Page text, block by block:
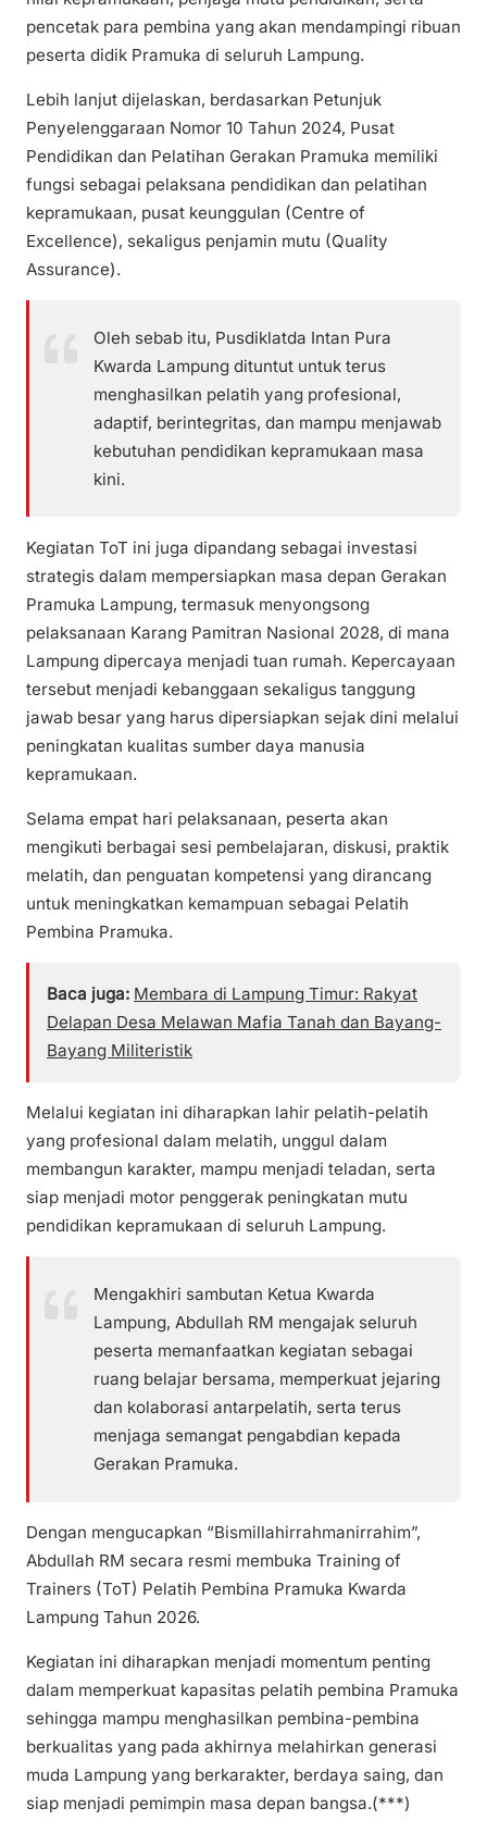
pencetak para pembina yang akan mendampingi ribuan
peserta didik Pramuka di seluruh Lampung.
Lebih lanjut dijelaskan, berdasarkan Petunjuk
Penyelenggaraan Nomor 10 Tahun 2024, Pusat
Pendidikan dan Pelatihan Gerakan Pramuka memiliki
fungsi sebagai pelaksana pendidikan dan pelatihan
kepramukaan, pusat keunggulan (Centre of
Excellence), sekaligus penjamin mutu (Quality
Assurance).
Oleh sebab itu, Pusdiklatda Intan Pura
Kwarda Lampung dituntut untuk terus
menghasilkan pelatih yang profesional,
adaptif, berintegritas, dan mampu menjawab
kebutuhan pendidikan kepramukaan masa
kini.
Kegiatan ToT ini juga dipandang sebagai investasi
strategis dalam mempersiapkan masa depan Gerakan
Pramuka Lampung, termasuk menyongsong
pelaksanaan Karang Pamitran Nasional 2028, di mana
Lampung dipercaya menjadi tuan rumah. Kepercayaan
tersebut menjadi kebanggaan sekaligus tanggung
jawab besar yang harus dipersiapkan sejak dini melalui
peningkatan kualitas sumber daya manusia
kepramukaan.
Selama empat hari pelaksanaan, peserta akan
mengikuti berbagai sesi pembelajaran, diskusi, praktik
melatih, dan penguatan kompetensi yang dirancang
untuk meningkatkan kemampuan sebagai Pelatih
Pembina Pramuka.
Baca juga: Membara di Lampung Timur: Rakyat
Delapan Desa Melawan Mafia Tanah dan Bayang-
Bayang Militeristik
Melalui kegiatan ini diharapkan lahir pelatih-pelatih
yang profesional dalam melatih, unggul dalam
membangun karakter, mampu menjadi teladan, serta
siap menjadi motor penggerak peningkatan mutu
pendidikan kepramukaan di seluruh Lampung.
Mengakhiri sambutan Ketua Kwarda
Lampung, Abdullah RM mengajak seluruh
peserta memanfaatkan kegiatan sebagai
ruang belajar bersama, memperkuat jejaring
dan kolaborasi antarpelatih, serta terus
menjaga semangat pengabdian kepada
Gerakan Pramuka.
Dengan mengucapkan “Bismillahirrahmanirrahim”,
Abdullah RM secara resmi membuka Training of
Trainers (ToT) Pelatih Pembina Pramuka Kwarda
Lampung Tahun 2026.
Kegiatan ini diharapkan menjadi momentum penting
dalam memperkuat kapasitas pelatih pembina Pramuka
sehingga mampu menghasilkan pembina-pembina
berkualitas yang pada akhirnya melahirkan generasi
muda Lampung yang berkarakter, berdaya saing, dan
siap menjadi pemimpin masa depan bangsa.(***)